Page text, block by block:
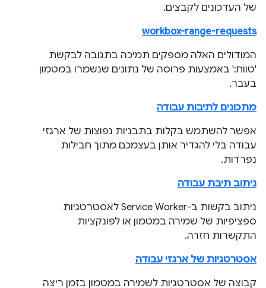
של העדכונים לקבצים.
workbox-range-requests
המודולים האלה מספקים תמיכה בתגובה לבקשת
'טווח:' באמצעות פרוסה של נתונים שנשמרו במטמון
בעבר.
מתכונים לתיבות עבודה
אפשר להשתמש בקלות בתבניות נפוצות של ארגזי
עבודה בלי להגדיר אותן בעצמכם מתוך חבילות
נפרדות.
ניתוב תיבת עבודה
ניתוב בקשות ב-Service Worker לאסטרטגיות
ספציפיות של שמירה במטמון או לפונקציות
התקשרות חזרה.
אסטרטגיות של ארגזי עבודה
קבוצה של אסטרטגיות לשמירה במטמון בזמן ריצה